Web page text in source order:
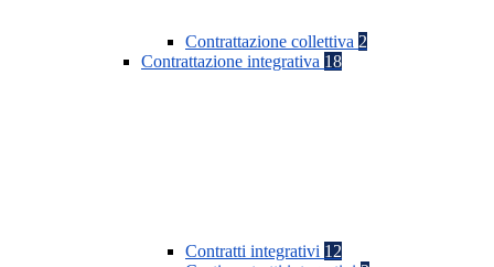
Contrattazione collettiva 2
Contrattazione integrativa 18
Contratti integrativi 12